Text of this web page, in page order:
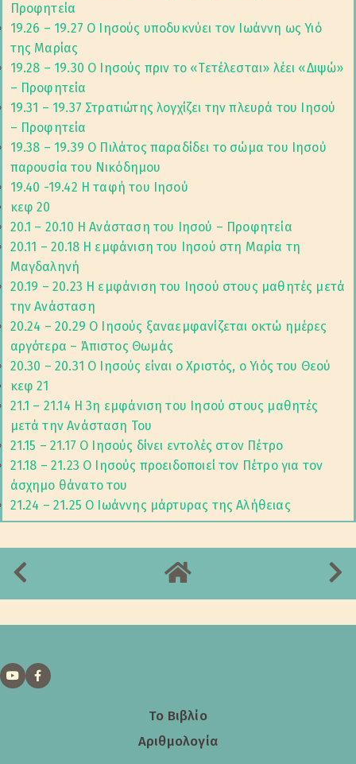
Προφητεία
19.26 – 19.27 Ο Ιησούς υποδυκνύει τον Ιωάννη ως Υιό
της Μαρίας
19.28 – 19.30 Ο Ιησούς πριν το «Τετέλεσται» λέει «Διψώ»
– Προφητεία
19.31 – 19.37 Στρατιώτης λογχίζει την πλευρά του Ιησού
– Προφητεία
19.38 – 19.39 Ο Πιλάτος παραδίδει το σώμα του Ιησού
παρουσία του Νικόδημου
19.40 -19.42 Η ταφή του Ιησού
κεφ 20
20.1 – 20.10 Η Ανάσταση του Ιησού – Προφητεία
20.11 – 20.18 Η εμφάνιση του Ιησού στη Μαρία τη
Μαγδαληνή
20.19 – 20.23 Η εμφάνιση του Ιησού στους μαθητές μετά
την Ανάσταση
20.24 – 20.29 Ο Ιησούς ξαναεμφανίζεται οκτώ ημέρες
αργότερα – Άπιστος Θωμάς
20.30 – 20.31 Ο Ιησούς είναι ο Χριστός, ο Υιός του Θεού
κεφ 21
21.1 – 21.14 Η 3η εμφάνιση του Ιησού στους μαθητές
μετά την Ανάσταση Του
21.15 – 21.17 Ο Ιησούς δίνει εντολές στον Πέτρο
21.18 – 21.23 Ο Ιησούς προειδοποιεί τον Πέτρο για τον
άσχημο θάνατο του
21.24 – 21.25 Ο Ιωάννης μάρτυρας της Αλήθειας
Το Βιβλίο
Αριθμολογία